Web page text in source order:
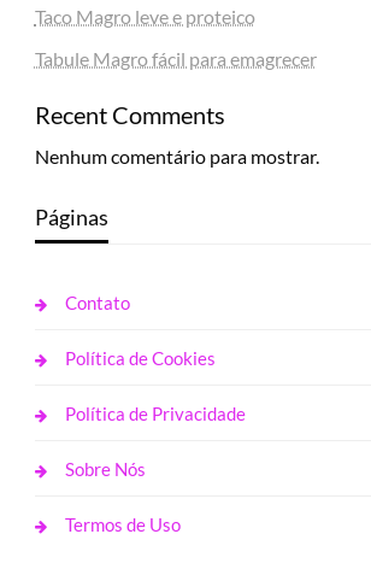
Taco Magro leve e proteico
Tabule Magro fácil para emagrecer
Recent Comments
Nenhum comentário para mostrar.
Páginas
Contato
Política de Cookies
Política de Privacidade
Sobre Nós
Termos de Uso